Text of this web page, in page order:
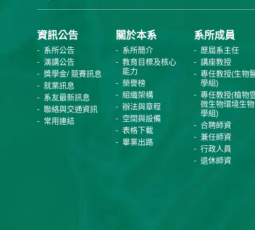
資訊公告
系所公告
演講公告
獎學金/ 競賽訊息
就業訊息
系友最新訊息
聯絡與交通資訊
常用連結
關於本系
系所簡介
教育目標及核心
能力
榮譽榜
組織架構
辦法與章程
空間與設備
表格下載
畢業出路
系所成員
歷屆系主任
講座教授
專任教授(生物
學組)
專任教授(植物
微生物環境生物
學組)
合聘師資
兼任師資
行政人員
退休師資